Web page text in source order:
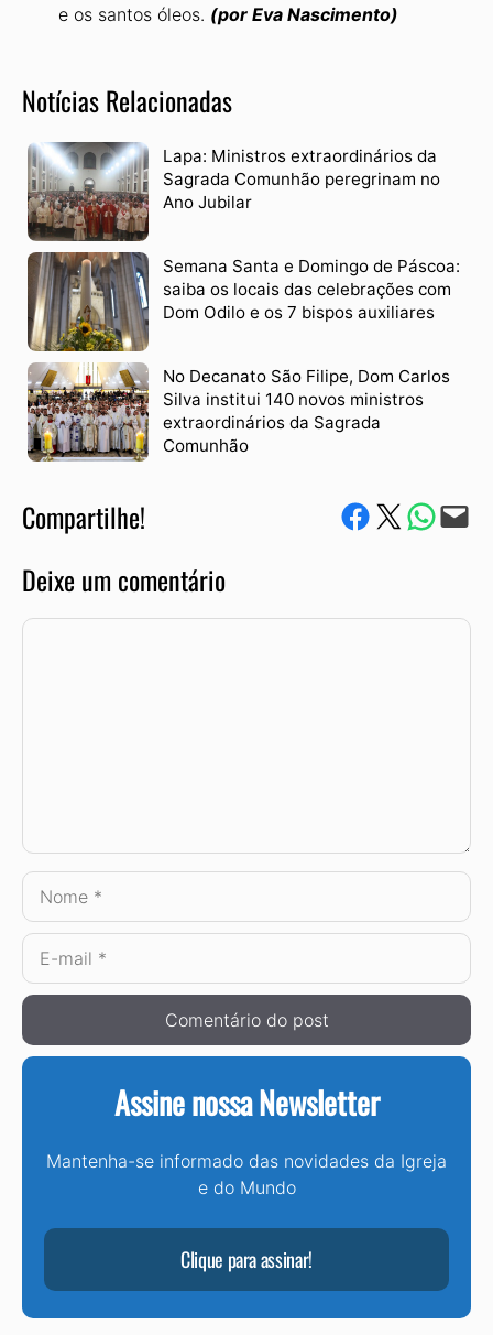
e os santos óleos. (por Eva Nascimento)
Notícias Relacionadas
Lapa: Ministros extraordinários da
Sagrada Comunhão peregrinam no
Ano Jubilar
Semana Santa e Domingo de Páscoa:
saiba os locais das celebrações com
Dom Odilo e os 7 bispos auxiliares
No Decanato São Filipe, Dom Carlos
Silva institui 140 novos ministros
extraordinários da Sagrada
Comunhão
Compartilhe! Compartilhe no Facebook
Compartilhe no Twitter
Compartile via
Envie via e-mail
Deixe um comentário
Comentário
Nome
E-
mail
Assine nossa Newsletter
Mantenha-se informado das novidades da Igreja
e do Mundo
Clique para assinar!